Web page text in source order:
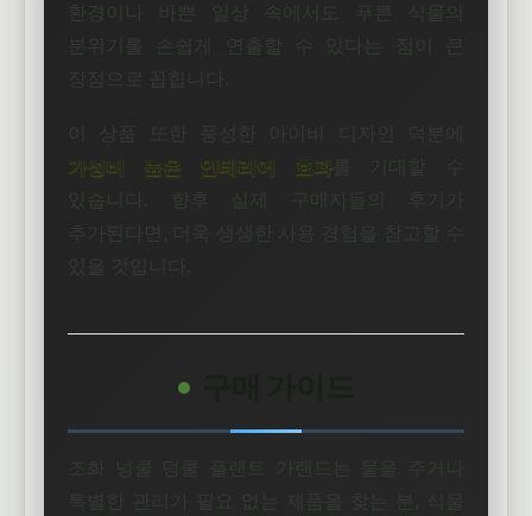
환경이나 바쁜 일상 속에서도 푸른 식물의
분위기를 손쉽게 연출할 수 있다는 점이 큰
가성비 높은 인테리어 효과를 기대할 수
있습니다. 향후 실제 구매자들의 후기가